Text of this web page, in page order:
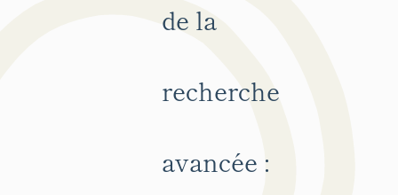
de la
recherche
avancée :